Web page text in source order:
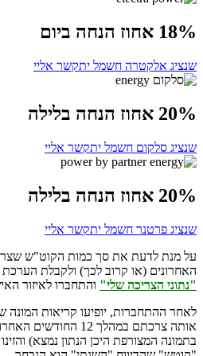
18% אחוז הנחה ביום
שנציג אלקטרה חשמל יתקשר אליי
20% אחוז הנחה בלילה
שנציג סלקום חשמל יתקשר אליי
20% אחוז הנחה בלילה
שנציג פרטנר חשמל יתקשר אליי
האחרונים (או קרוב לכך) ולקבלת
"נתוני הצריכה שלי" והתחברו לאיזור
לאחר ההתחברות, יופיעו קריאות
אותה צרכתם במהלך 12
בתמונה המצורפת היכן הנתון נמצא)